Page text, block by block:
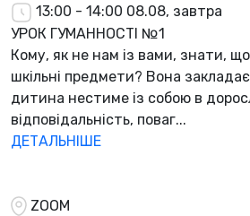
13:00 - 14:00 08.08, завтра
УРОК ГУМАННОСТІ №1
Кому, як не нам із вами, знати,
шкільні предмети? Вона закладає
дитина нестиме із собою в
відповідальність, поваг...
ДЕТАЛЬНІШЕ
ZOOM